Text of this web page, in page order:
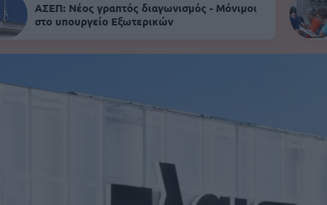
ΑΣΕΠ: Νέος γραπτός διαγωνισμός - Μόνιμοι
στο υπουργείο Εξωτερικών